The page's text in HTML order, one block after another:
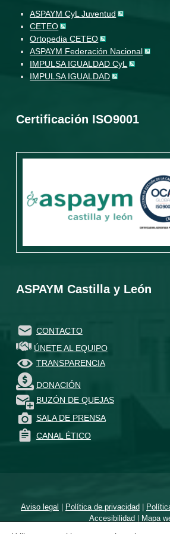
ASPAYM CyL Juventud
CETEO
Ortopedia CETEO
ASPAYM Federación Nacional
IMPULSA IGUALDAD CyL
IMPULSA IGUALDAD
Certificación ISO9001
ASPAYM Castilla y León
CONTACTO
ÚNETE AL EQUIPO
TRANSPARENCIA
DONACIÓN
BUZÓN DE QUEJAS
SALA DE PRENSA
CANAL ÉTICO
Aviso legal | Política de privacidad|
Accesibilidad | Mapa